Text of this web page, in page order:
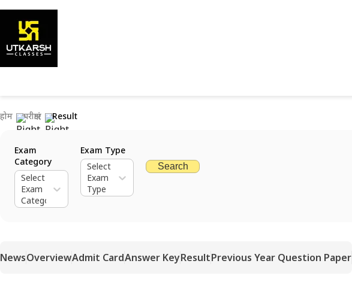
होम परीक्षाएं Result
Exam
Category
Select
Exam
Category
Exam Type
Select
Exam
Type
Search
NewsOverviewAdmit CardAnswer KeyResultPrevious Year Question Paper